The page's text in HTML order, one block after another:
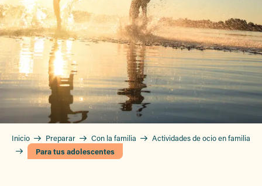
Inicio Preparar Con la familia
Actividades de ocio en familia
Para tus adolescentes